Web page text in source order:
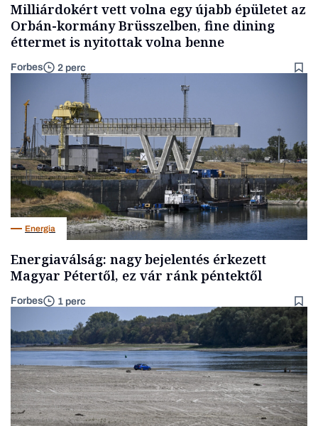
Milliárdokért vett volna egy újabb épületet az
Orbán-kormány Brüsszelben, fine dining
éttermet is nyitottak volna benne
Forbes 2 perc
Energia
Energiaválság: nagy bejelentés érkezett
Magyar Pétertől, ez vár ránk péntektől
Forbes 1 perc